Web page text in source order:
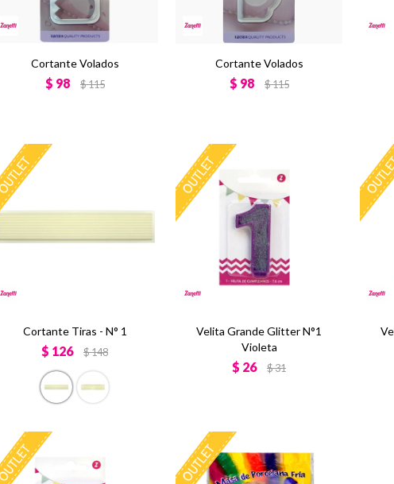
Cortante Volados
$ 98 $115
Cortante Volados
$ 98 $115
Cortante Tiras - N° 1
$ 126 $148
Velita Grande Glitter N°1
Violeta
$ 26 $31